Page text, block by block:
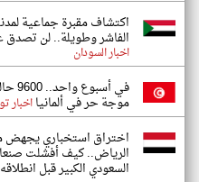
اكتشاف مقبرة جماعية
الفاشر وطويلة.. لن
اخبار السودان
في
موجة حر في ألمانيااخبار
اختراق استخباري
الرياض.. كيف أفشلت
السعودي الكبير قبل